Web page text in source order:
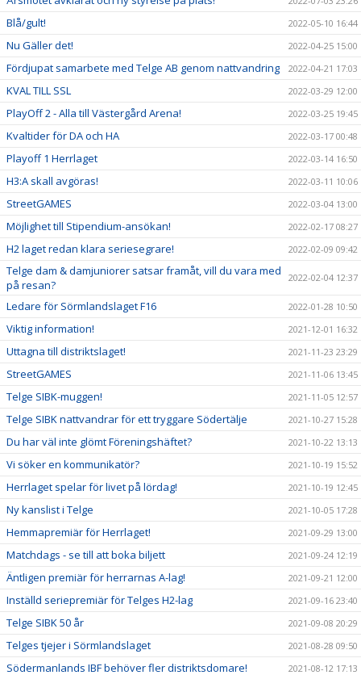
Blå/gult! 2022-05-10 16:44
Nu Gäller det! 2022-04-25 15:00
Fördjupat samarbete med Telge AB genom nattvandring 2022-04-21 17:03
KVAL TILL SSL 2022-03-29 12:00
PlayOff 2 - Alla till Västergård Arena! 2022-03-25 19:45
Kvaltider för DA och HA 2022-03-17 00:48
Playoff 1 Herrlaget 2022-03-14 16:50
H3:A skall avgöras! 2022-03-11 10:06
StreetGAMES 2022-03-04 13:00
Möjlighet till Stipendium-ansökan! 2022-02-17 08:27
H2 laget redan klara seriesegrare! 2022-02-09 09:42
Telge dam & damjuniorer satsar framåt, vill du vara med
på resan?
2022-02-04 12:37
Ledare för Sörmlandslaget F16 2022-01-28 10:50
Viktig information! 2021-12-01 16:32
Uttagna till distriktslaget! 2021-11-23 23:29
StreetGAMES 2021-11-06 13:45
Telge SIBK-muggen! 2021-11-05 12:57
Telge SIBK nattvandrar för ett tryggare Södertälje 2021-10-27 15:28
Du har väl inte glömt Föreningshäftet? 2021-10-22 13:13
Vi söker en kommunikatör? 2021-10-19 15:52
Herrlaget spelar för livet på lördag! 2021-10-19 12:45
Ny kanslist i Telge 2021-10-05 17:28
Hemmapremiär för Herrlaget! 2021-09-29 13:00
Matchdags - se till att boka biljett 2021-09-24 12:19
Äntligen premiär för herrarnas A-lag! 2021-09-21 12:00
Inställd seriepremiär för Telges H2-lag 2021-09-16 23:40
Telge SIBK 50 år 2021-09-08 20:29
Telges tjejer i Sörmlandslaget 2021-08-28 09:50
Södermanlands IBF behöver fler distriktsdomare! 2021-08-12 17:13